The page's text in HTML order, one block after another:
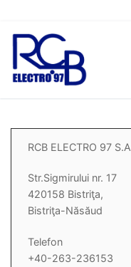
Sari
conținut
RCB ELECTRO 97 S.A
Str.Sigmirului nr. 17
420158 Bistriţa,
Bistriţa-Năsăud
Telefon
+40-263-236153